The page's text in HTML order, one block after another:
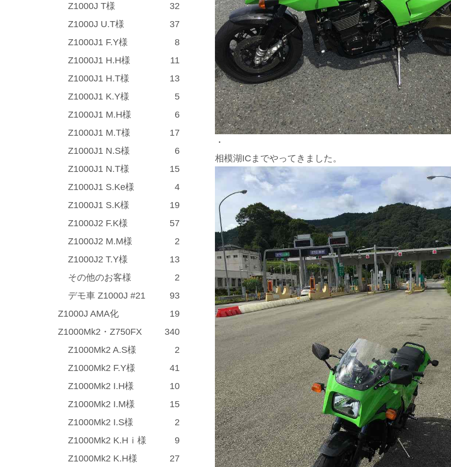
・
相模湖ICまでやってきました。
Z1000J T様
32
Z1000J U.T様
37
Z1000J1 F.Y様
8
Z1000J1 H.H様
11
Z1000J1 H.T様
13
Z1000J1 K.Y様
5
Z1000J1 M.H様
6
Z1000J1 M.T様
17
Z1000J1 N.S様
6
Z1000J1 N.T様
15
Z1000J1 S.Ke様
4
Z1000J1 S.K様
19
Z1000J2 F.K様
57
Z1000J2 M.M様
2
Z1000J2 T.Y様
13
その他のお客様
2
デモ車 Z1000J #21
93
Z1000J AMA化
19
Z1000Mk2・Z750FX
340
Z1000Mk2 A.S様
2
Z1000Mk2 F.Y様
41
Z1000Mk2 I.H様
10
Z1000Mk2 I.M様
15
Z1000Mk2 I.S様
2
Z1000Mk2 K.Hｉ様
9
Z1000Mk2 K.H様
27